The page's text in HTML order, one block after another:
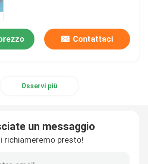
dell'esemplare
Contattaci
Osservi più
un messaggio
richiameremo presto!